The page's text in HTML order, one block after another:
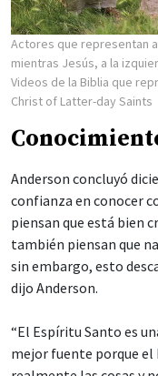
Actores que representan
mientras Jesús, a la
Videos de la Biblia que
Christ of Latter-day Saints
Anderson concluyó
confianza en conocer
piensan que está bien
también piensan que
sin embargo, esto
dijo Anderson.
“El Espíritu Santo es
mejor fuente porque el